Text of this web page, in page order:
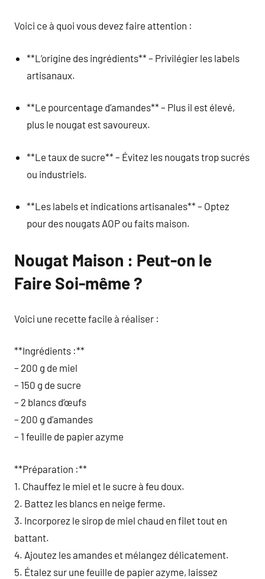
Voici ce à quoi vous devez faire attention :
**L’origine des ingrédients** – Privilégier les labels
artisanaux.
**Le pourcentage d’amandes** – Plus il est élevé,
plus le nougat est savoureux.
**Le taux de sucre** – Évitez les nougats trop sucrés
ou industriels.
**Les labels et indications artisanales** – Optez
pour des nougats AOP ou faits maison.
Nougat Maison : Peut-on le
Faire Soi-même ?
Voici une recette facile à réaliser :
**Ingrédients :**
– 200 g de miel
– 150 g de sucre
– 2 blancs d’œufs
– 200 g d’amandes
– 1 feuille de papier azyme
**Préparation :**
1. Chauffez le miel et le sucre à feu doux.
2. Battez les blancs en neige ferme.
3. Incorporez le sirop de miel chaud en filet tout en
battant.
4. Ajoutez les amandes et mélangez délicatement.
5. Étalez sur une feuille de papier azyme, laissez